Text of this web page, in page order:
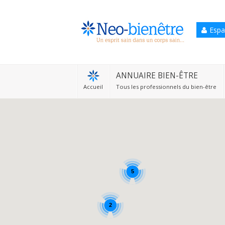
Accueil
ANNUAIRE BIEN-ÊTRE
Tous les professionnels du bien-être
5
2